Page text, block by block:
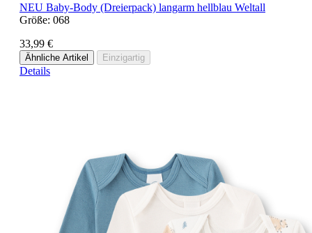
NEU Baby-Body (Dreierpack) langarm hellblau Weltall
Größe: 068
33,99 €
Ähnliche Artikel Einzigartig
Details